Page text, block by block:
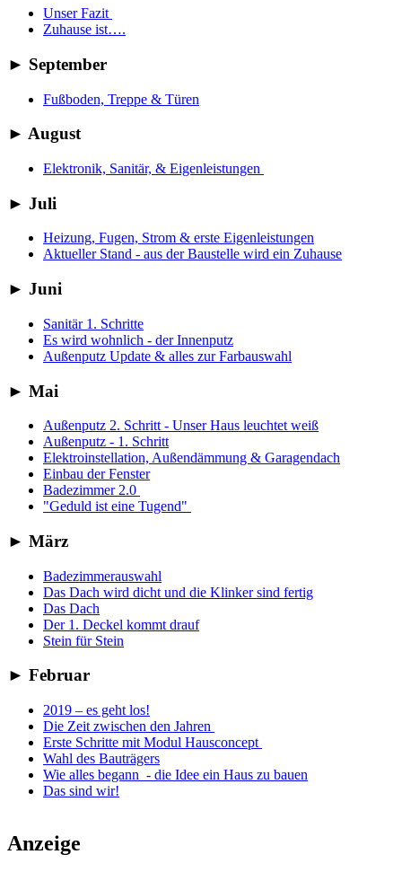
Unser Fazit
Zuhause ist….
► September
Fußboden, Treppe & Türen
► August
Elektronik, Sanitär, & Eigenleistungen
► Juli
Heizung, Fugen, Strom & erste Eigenleistungen
Aktueller Stand - aus der Baustelle wird ein Zuhause
► Juni
Sanitär 1. Schritte
Es wird wohnlich - der Innenputz
Außenputz Update & alles zur Farbauswahl
► Mai
Außenputz 2. Schritt - Unser Haus leuchtet weiß
Außenputz - 1. Schritt
Elektroinstellation, Außendämmung & Garagendach
Einbau der Fenster
Badezimmer 2.0
"Geduld ist eine Tugend"
► März
Badezimmerauswahl
Das Dach wird dicht und die Klinker sind fertig
Das Dach
Der 1. Deckel kommt drauf
Stein für Stein
► Februar
2019 – es geht los!
Die Zeit zwischen den Jahren
Erste Schritte mit Modul Hausconcept
Wahl des Bauträgers
Wie alles begann - die Idee ein Haus zu bauen
Das sind wir!
Anzeige